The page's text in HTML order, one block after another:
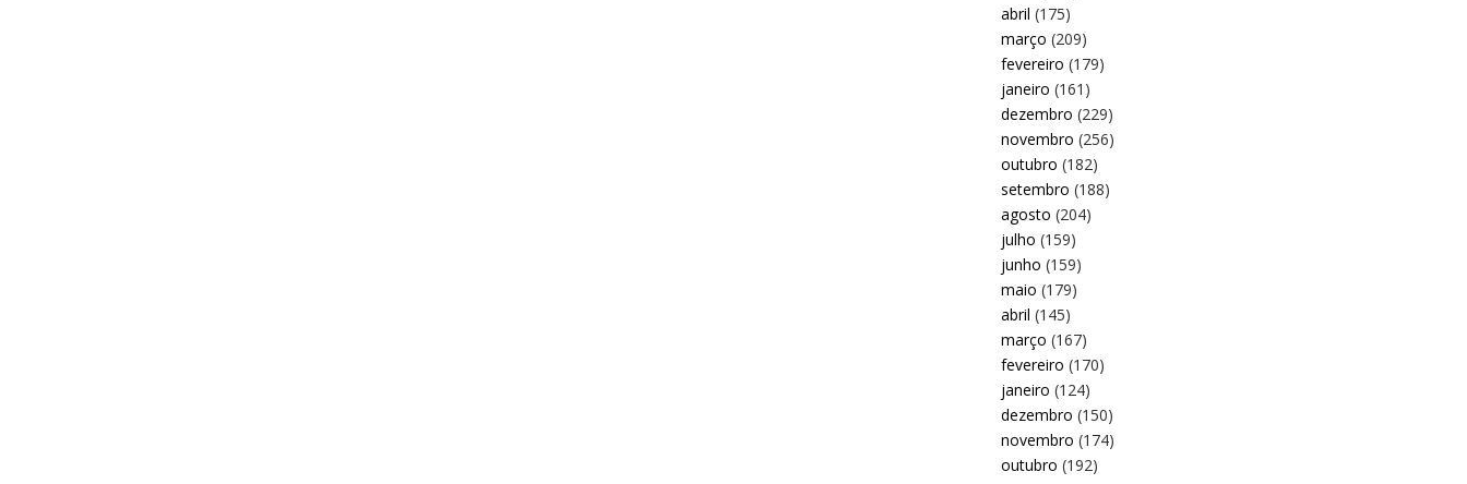
abril (175)
março (209)
fevereiro (179)
janeiro (161)
dezembro (229)
novembro (256)
outubro (182)
setembro (188)
agosto (204)
julho (159)
junho (159)
maio (179)
abril (145)
março (167)
fevereiro (170)
janeiro (124)
dezembro (150)
novembro (174)
outubro (192)